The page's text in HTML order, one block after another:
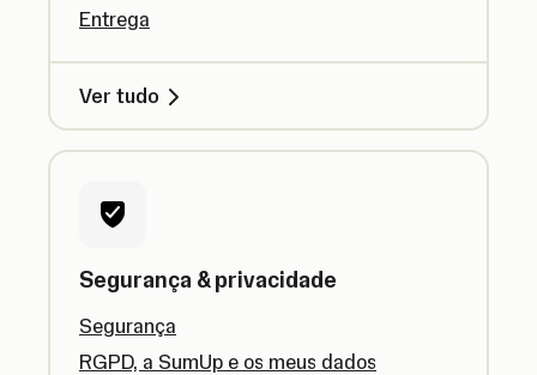
Entrega
Ver tudo
Segurança & privacidade
Segurança
RGPD, a SumUp e os meus dados